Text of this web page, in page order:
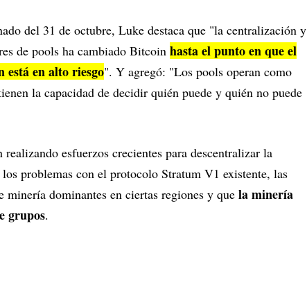
del 31 de octubre, Luke destaca que "la centralización y
de pools ha cambiado Bitcoin hasta el punto en que el
está en alto riesgo". Y agregó: "Los pools operan como
la capacidad de decidir quién puede y quién no puede
realizando esfuerzos crecientes para descentralizar la
problemas con el protocolo Stratum V1 existente, las
minería dominantes en ciertas regiones y que la minería
grupos.